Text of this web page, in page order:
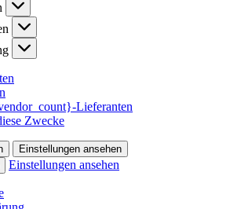
Lieferanten
Zwecke
Einstellungen ansehen
Einstellungen ansehen